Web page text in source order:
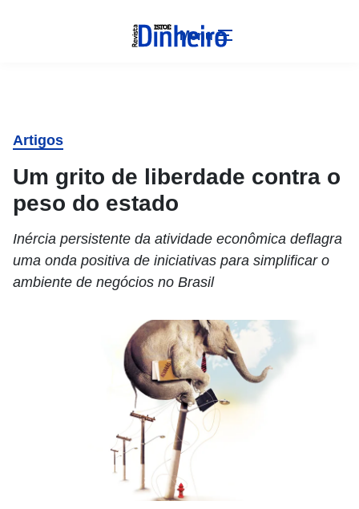
Menu
Artigos
Um grito de liberdade contra o
peso do estado
Inércia persistente da atividade econômica deflagra
uma onda positiva de iniciativas para simplificar o
ambiente de negócios no Brasil